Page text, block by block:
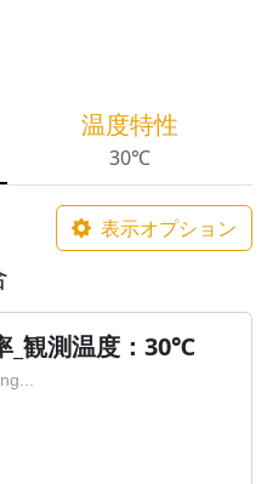
温度特性
30℃
表示オプション
_観測温度：30℃